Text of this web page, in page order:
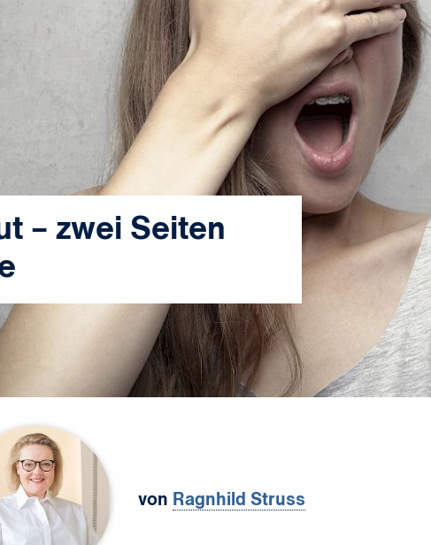
– zwei Seiten
von Ragnhild Struss